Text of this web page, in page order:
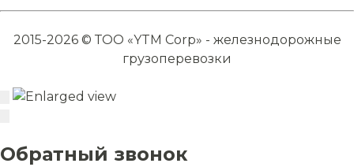
2015-2026 © ТОО «YTM Corp» - железнодорожные
грузоперевозки
Обратный звонок